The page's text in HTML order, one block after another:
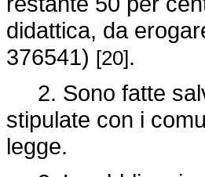
didattica, da
376541) [20].
2. Sono fatte
stipulate con i
legge.